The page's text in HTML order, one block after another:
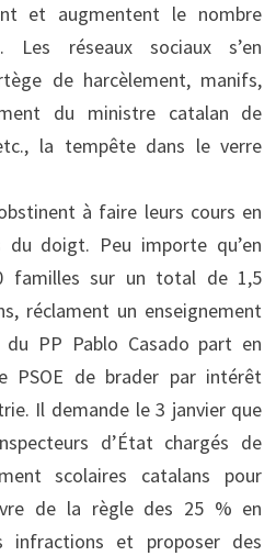
et augmentent le nombre
Les réseaux sociaux s’en
de harcèlement, manifs,
du ministre catalan de
la tempête dans le verre
à faire leurs cours en
doigt. Peu importe qu’en
familles sur un total de 1,5
réclament un enseignement
PP Pablo Casado part en
PSOE de brader par intérêt
Il demande le 3 janvier que
d’État chargés de
scolaires catalans pour
de la règle des 25 % en
infractions et proposer des